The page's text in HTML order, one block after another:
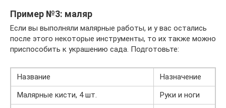
Пример №3: маляр
Если вы выполняли малярные работы, и у вас остались
после этого некоторые инструменты, то их также можно
приспособить к украшению сада. Подготовьте:
Название
Назначение
Малярные кисти, 4 шт.
Руки и ноги